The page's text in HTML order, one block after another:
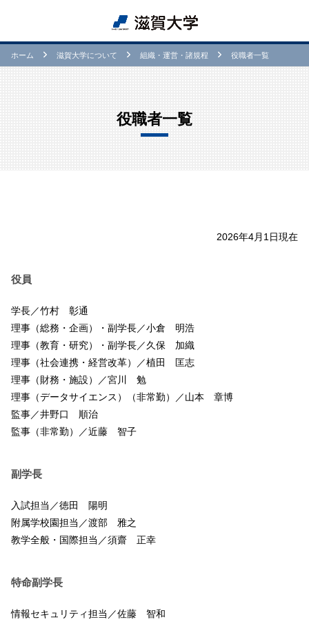
ホーム 滋賀⼤学について 組織・運営・諸規程 役職者一覧
役職者一覧
2026年4月1日現在
役員
学長／竹村 彰通
理事（総務・企画）・副学長／小倉 明浩
理事（教育・研究）・副学長／久保 加織
理事（社会連携・経営改革）／植田 匡志
理事（財務・施設）／宮川 勉
理事（データサイエンス）（非常勤）／山本 章博
監事／井野口 順治
監事（非常勤）／近藤 智子
副学長
入試担当／徳田 陽明
附属学校園担当／渡部 雅之
教学全般・国際担当／須齋 正幸
特命副学長
情報セキュリティ担当／佐藤 智和